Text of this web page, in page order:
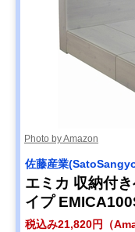
Photo by Amazon
佐藤産業
エミカ 収納付
イプ
税込み21,820円（